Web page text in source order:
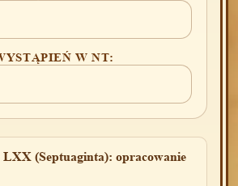
W NT:
LXX (Septuaginta): opracowanie